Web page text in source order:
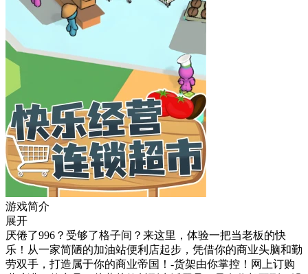
游戏简介
展开
厌倦了996？受够了格子间？来这里，体验一把当老板的快
乐！从一家简陋的加油站便利店起步，凭借你的商业头脑和勤
劳双手，打造属于你的商业帝国！-货架由你掌控！网上订购